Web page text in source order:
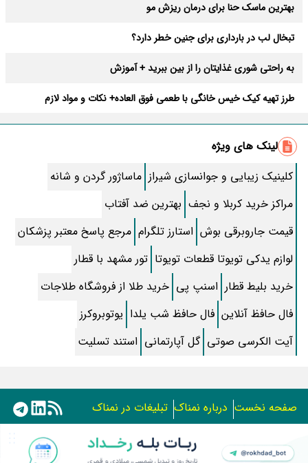
بهترین ماسک حنا برای درمان ریزش مو
تبخال لب در بارداری برای جنین خطر دارد؟
به راحتی شوری غذایتان را از بین ببرید + آموزش
طرز تهیه کیک خیس خانگی با طعمی فوق العاده+ نکات و مواد لازم
متن ، معجزات و شرایط خواندن دعای چهل کلید
متن کامل زیارت اربعین و فضیلت آن
خواب چه ساعتی و کدام روزهای ماه قمری تعبیر دارد؟
داستان جابجایی قبر حضرت یوسف (ع)
تو فامیل کی به شما محرمه کی نامحرم ؟
متن سوره صافات و روش خواندن آن برای حاجت
بازیگران سریال رویای نیمه شب کنار همسر و خانواده شان+ عکسهای
شخصی جذاب
آنچه درباره داوران سرآشپز، نسرین خدادادی، ابوالفضل جعفری و رضا
سریال جنگل آسفالت نوید محمدزاده کی پخش میشه؟
لینک های ویژه
کلینیک زیبایی و جوانسازی شیراز ماساژور گردن و شانه
مراکز خرید کربلا و نجف بهترین ضد آفتاب
قیمت جاروبرقی بوش استارز تلگرام مرجع پاسخ معتبر پزشکان
لوازم یدکی تویوتا قطعات تویوتا تور مشهد با قطار
خرید بلیط قطار اسنپ پی خرید طلا از فروشگاه طلاجات
فال حافظ آنلاین فال حافظ شب یلدا یوتوبروکرز
آیت الکرسی صوتی گل آپارتمانی استند تسلیت
صفحه نخست درباره نمناک تبلیغات در نمناک
استفاده از مطالب اختصاصی سایت نمناک در سایر رسانه ها فقط